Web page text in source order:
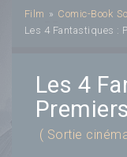
Film » Comic-Book
Les 4 Fantastiques :
Les 4
( Sortie